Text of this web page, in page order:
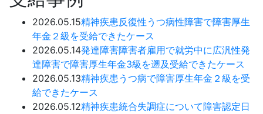
2026.05.15精神疾患反復性うつ病性障害で障害厚生
年金２級を受給できたケース
2026.05.14発達障害障害者雇用で就労中に広汎性発
達障害で障害厚生年金3級を遡及受給できたケース
2026.05.13精神疾患 うつ病で障害厚生年金２級を受
給できたケース
2026.05.12精神疾患統合失調症について障害認定日